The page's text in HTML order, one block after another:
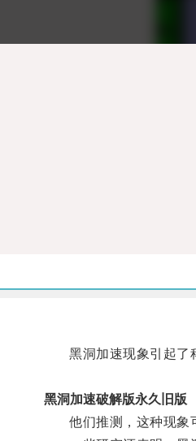
黑洞加速现象引起了
黑洞加速破解版永久旧版
他们推测，这种现象可